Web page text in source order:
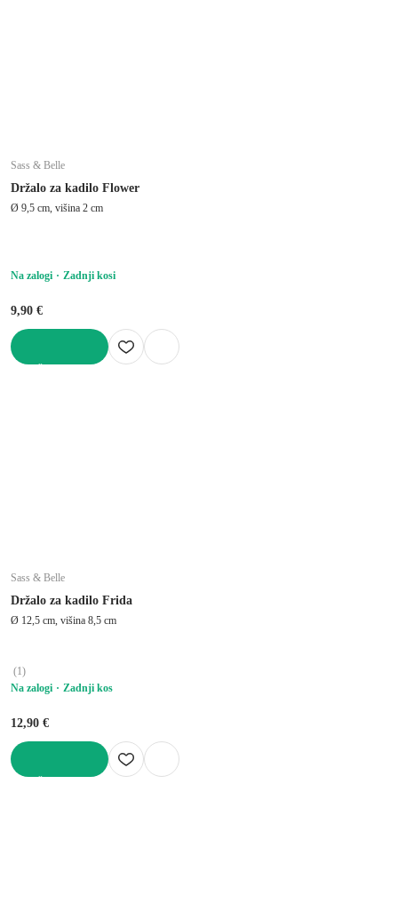
Sass & Belle
Držalo za kadilo Flower
Ø 9,5 cm, višina 2 cm
Na zalogi Zadnji kosi
9,90 €
Sass & Belle
Držalo za kadilo Frida
Ø 12,5 cm, višina 8,5 cm
(1)
Na zalogi
Zadnji kos
12,90 €